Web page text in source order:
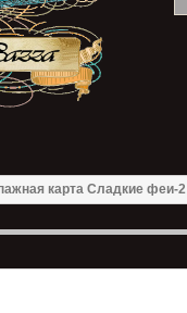
карта Сладкие феи-2